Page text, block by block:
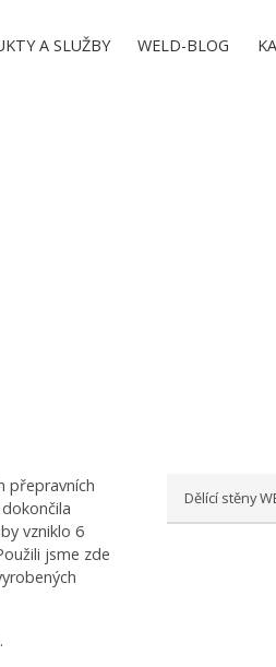
A SLUŽBY WELD-BLOG
přepravních
vzniklo 6
jsme zde
Dělící stěny